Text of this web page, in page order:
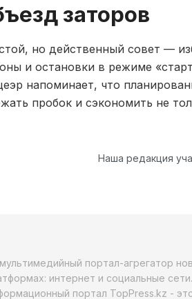
заторов
но действенный совет —
и остановки в режиме
напоминает, что
пробок и сэкономить не
Наша редакция
портал-агрегатор
интернет и социальные
портал TopPress.kz -